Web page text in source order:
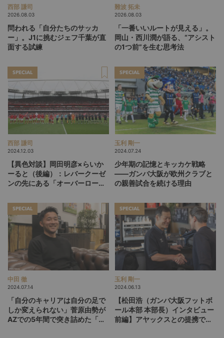
西部 謙司
2026.08.03
問われる「自分たちのサッカ
ー」。J1に挑むジェフ千葉が直
面する試練
難波 拓未
2026.08.03
「一番いいルートが見える」。
岡山・西川潤が語る、“アシスト
の1つ前”を生む思考法
SPECIAL
西部 謙司
2024.12.03
【異色対談】岡田明彦×らいか
ーると（後編）：レバークーゼ
ンの先にある「オーバーロー
償」とは？
SPECIAL
玉利 剛一
2024.07.24
少年期の記憶とキッカケ戦略
――ガンバ大阪が欧州クラブと
の親善試合を続ける理由
SPECIAL
中田 徹
2024.07.14
「自分のキャリアは自分の足で
しか変えられない」菅原由勢が
AZでの5年間で突き詰めた「違
SPECIAL
玉利 剛一
2024.06.13
【松田浩（ガンバ大阪フットボ
ール本部 本部長）インタビュー
前編】アヤックスとの提携で見